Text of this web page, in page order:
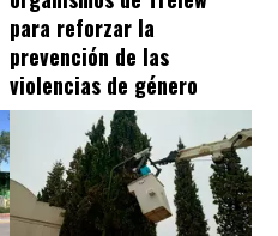
para reforzar la
prevención de las
violencias de género